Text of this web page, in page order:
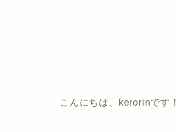
こんにちは、kerorinです！